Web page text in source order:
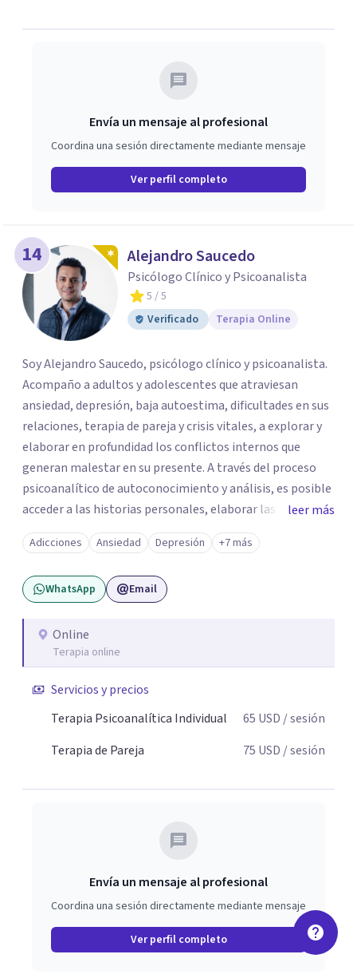
Envía un mensaje al profesional
Coordina una sesión directamente mediante mensaje
Ver perfil completo
14 Alejandro Saucedo
Psicólogo Clínico y Psicoanalista
5 / 5
Verificado
Terapia Online
Soy Alejandro Saucedo, psicólogo clínico y psicoanalista.
Acompaño a adultos y adolescentes que atraviesan
ansiedad, depresión, baja autoestima, dificultades en sus
relaciones, terapia de pareja y crisis vitales, a explorar y
elaborar en profundidad los conflictos internos que
generan malestar en su presente. A través del proceso
psicoanalítico de autoconocimiento y análisis, es posible
acceder a las historias personales, elaborar las
experiencias del pasado y resignificarlas, liberando su
influencia para construir un futuro con mayor libertad y
autenticidad. La terapia psicoanalítica crea un espacio de
verbalización libre y sin filtros. A través de esta
exploran las vivencias que aún condicionan el presente, se
les otorga un nuevo sentido y se transforma su impacto
claridad sobre sí mismos, reducen significativamente su
sufrimiento y alcanzan cambios profundos y duraderos en
leer más
Adicciones Ansiedad Depresión +7 más
WhatsApp Email
Online
Terapia online
Servicios y precios
Terapia Psicoanalítica Individual
65 USD / sesión
Terapia de Pareja
75 USD / sesión
Envía un mensaje al profesional
Coordina una sesión directamente mediante mensaje
Ver perfil completo